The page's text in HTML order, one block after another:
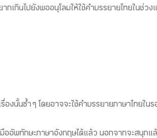
เกินไปยังพออนุโลมให้ใช้คำบรรยายไทยในช่วง
งนั้นซ้ำ ๆ โดยอาจจะใช้คำบรรยายภาษาไทยในร
ออัพทักษะภาษาอังกฤษได้แล้ว นอกจากจะสนุกแ